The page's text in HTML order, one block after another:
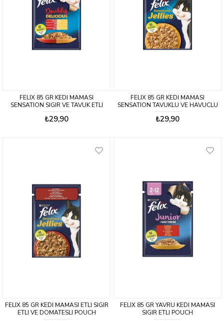
FELIX 85 GR KEDI MAMASI
SENSATION SIGIR VE TAVUK ETLI
POUCH
₺29,90
FELIX 85 GR KEDI MAMASI
SENSATION TAVUKLU VE HAVUCLU
POUCH
₺29,90
FELIX 85 GR KEDI MAMASI ETLI SIGIR
ETLI VE DOMATESLI POUCH
FELIX 85 GR YAVRU KEDI MAMASI
SIGIR ETLI POUCH